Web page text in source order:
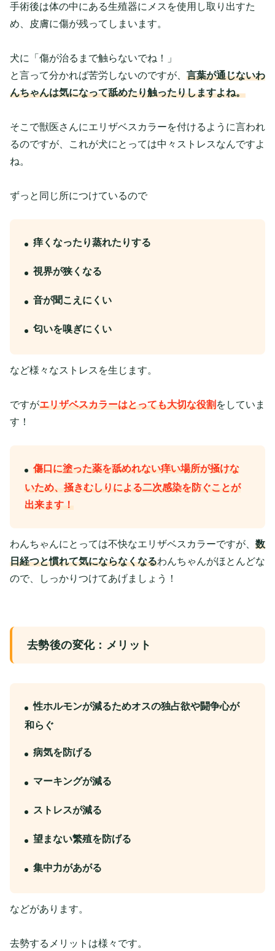
手術後は体の中にある生殖器にメスを使用し取り出すた
め、皮膚に傷が残ってしまいます。
犬に「傷が治るまで触らないでね！」
と言って分かれば苦労しないのですが、 言葉が通じないわ
んちゃんは気になって舐めたり触ったりしますよね。
そこで獣医さんにエリザベスカラーを付けるように言われ
るのですが、これが犬にとっては中々ストレスなんですよ
ね。
ずっと同じ所につけているので
痒くなったり蒸れたりする
視界が狭くなる
音が聞こえにくい
匂いを嗅ぎにくい
など様々なストレスを生じます。
ですがエリザベスカラーはとっても大切な役割 をしていま
す！
傷口に塗った薬を舐めれない痒い場所が掻けな
いため、掻きむしりによる二次感染を防ぐことが
出来ます！
わんちゃんにとっては不快なエリザベスカラーですが、 数
日経つと慣れて気にならなくなるわんちゃんがほとんどな
ので、しっかりつけてあげましょう！
去勢後の変化：メリット
性ホルモンが減るためオスの独占欲や闘争心が
和らぐ
病気を防げる
マーキングが減る
ストレスが減る
望まない繁殖を防げる
集中力があがる
などがあります。
去勢するメリットは様々です。